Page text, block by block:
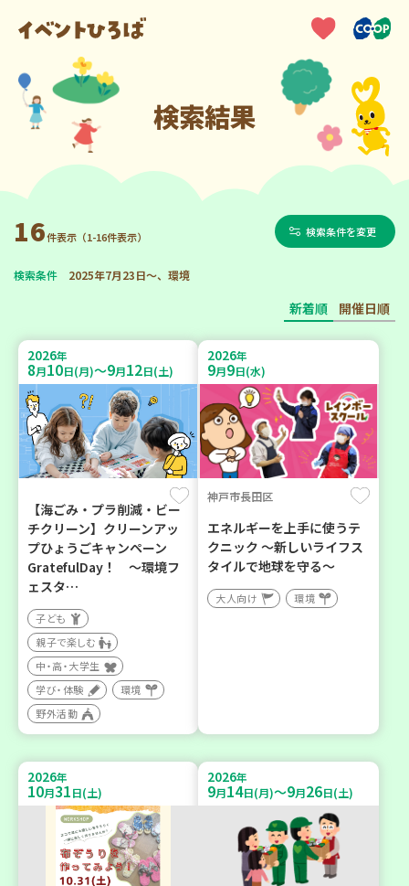
検索結果
16件表示（1-16件表示） 検索条件を変更
検索条件 2025年7月23日～、環境
新着順 開催日順
2026年
8月10日(月)～9月12日(土)
【海ごみ・プラ削減・ビー
チクリーン】クリーンアッ
プひょうごキャンペーン
GratefulDay！ ～環境フ
ェスタ…
子ども
親子で楽しむ
中・高・大学生
学び・体験
環境
野外活動
2026年
9月9日(水)
神戸市長田区
エネルギーを上手に使うテ
クニック ～新しいライフス
タイルで地球を守る～
大人向け 環境
2026年
10月31日(土)
2026年
9月14日(月)～9月26日(土)